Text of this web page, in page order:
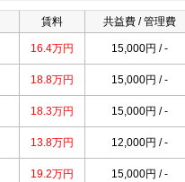
賃料 共益費 / 管理費
16.4万円 15,000円 / -
18.8万円 15,000円 / -
18.3万円 15,000円 / -
13.8万円 12,000円 / -
19.2万円 15,000円 / -